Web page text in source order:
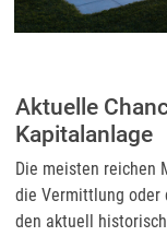
Aktuelle
Kapitalanlage
Die meisten reichen
die Vermittlung oder
den aktuell